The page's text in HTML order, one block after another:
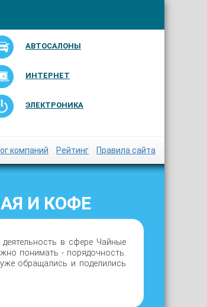
АВТОСАЛОНЫ
ИНТЕРНЕТ
ЭЛЕКТРОНИКА
компаний Рейтинг Правила сайта
И КОФЕ
в сфере Чайные
понимать - порядочность.
обращались и поделились